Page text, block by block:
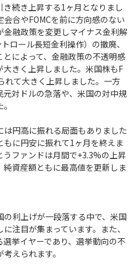
続き上昇する1ヶ月となりまし
合やFOMCを前に方向感のない
融政策を変更しマイナス金利解
ロール長短金利操作）の撤廃、
によって、金融政策の不透明感
きく上昇しました。米国株もF
れて大きく上昇しました。一方
対ドルの急落や、米国の対中規
円高に振れる局面もありました
に円安に振れて1ヶ月を終えま
ファンドは月間で+3.3%の上昇
資産額ともに最高値を更新しま
利上げが一段落する中で、米国
注目が集まっています。また、
挙イヤーであり、選挙動向の不
えられます。